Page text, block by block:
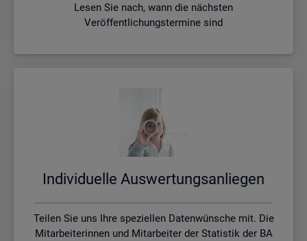
Lesen Sie nach, wann die nächsten
Veröffentlichungstermine sind
In­di­vi­du­el­le Aus­wer­tungs­an­lie­gen
Teilen Sie uns Ihre speziellen Datenwünsche mit. Die
Mitarbeiterinnen und Mitarbeiter der Statistik der BA